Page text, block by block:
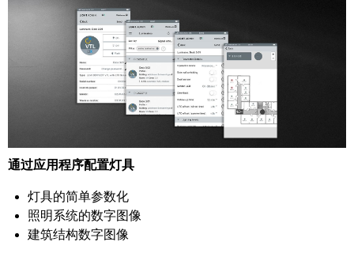
通过应用程序配置灯具
灯具的简单参数化
照明系统的数字图像
建筑结构数字图像